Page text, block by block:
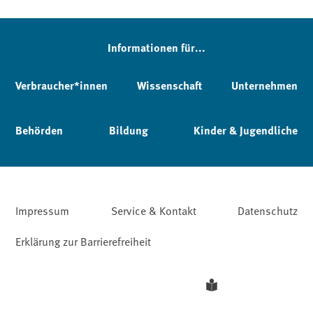
Informationen für...
Verbraucher*innen Wissenschaft Unternehmen
Behörden Bildung Kinder & Jugendliche
Impressum Service & Kontakt
Datenschutz
Erklärung zur Barrierefreiheit